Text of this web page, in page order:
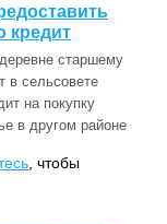
кредит
старшему
в сельсовете
на покупку
в другом районе
, чтобы